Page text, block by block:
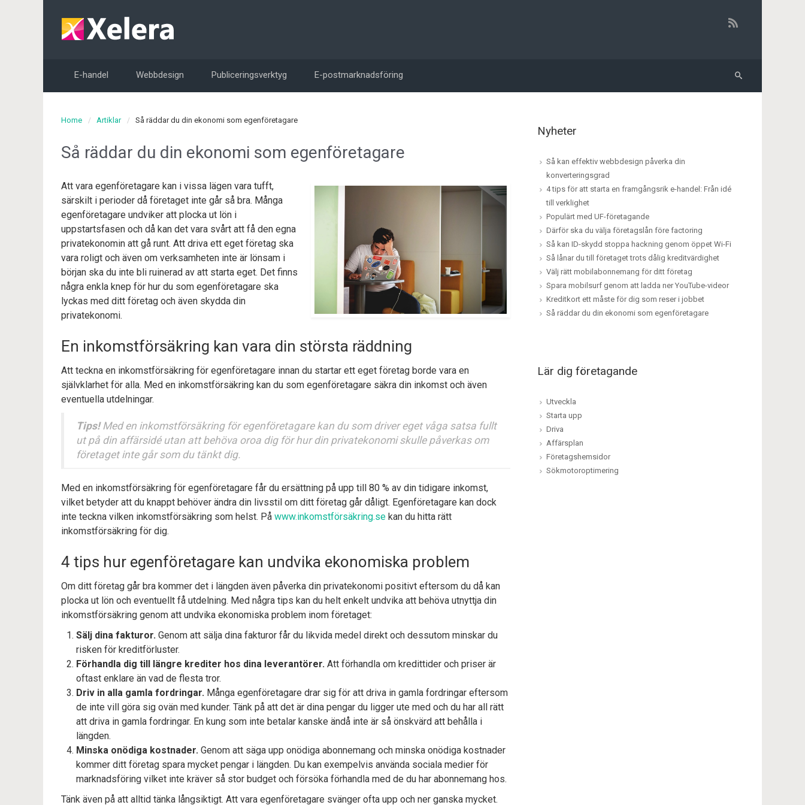
E-handel Webbdesign Publiceringsverktyg E-postmarknadsföring
Home Artiklar Så räddar du din ekonomi som egenföretagare
Så räddar du din ekonomi som egenföretagare
Att vara egenföretagare kan i vissa lägen vara tufft,
särskilt i perioder då företaget inte går så bra. Många
egenföretagare undviker att plocka ut lön i
uppstartsfasen och då kan det vara svårt att få den egna
privatekonomin att gå runt. Att driva ett eget företag ska
vara roligt och även om verksamheten inte är lönsam i
början ska du inte bli ruinerad av att starta eget. Det finns
några enkla knep för hur du som egenföretagare ska
lyckas med ditt företag och även skydda din
privatekonomi.
En inkomstförsäkring kan vara din största räddning
Att teckna en inkomstförsäkring för egenföretagare innan du startar ett eget företag borde vara en
självklarhet för alla. Med en inkomstförsäkring kan du som egenföretagare säkra din inkomst och även
eventuella utdelningar.
Tips!Med en inkomstförsäkring för egenföretagare kan du som driver eget våga satsa fullt
ut på din affärsidé utan att behöva oroa dig för hur din privatekonomi skulle påverkas om
företaget inte går som du tänkt dig.
Med en inkomstförsäkring för egenföretagare får du ersättning på upp till 80 % av din tidigare inkomst,
vilket betyder att du knappt behöver ändra din livsstil om ditt företag går dåligt. Egenföretagare kan dock
inte teckna vilken inkomstförsäkring som helst. På www.inkomstförsäkring.se kan du hitta rätt
inkomstförsäkring för dig.
4 tips hur egenföretagare kan undvika ekonomiska problem
Om ditt företag går bra kommer det i längden även påverka din privatekonomi positivt eftersom du då kan
plocka ut lön och eventuellt få utdelning. Med några tips kan du helt enkelt undvika att behöva utnyttja din
inkomstförsäkring genom att undvika ekonomiska problem inom företaget:
Sälj dina fakturor. Genom att sälja dina fakturor får du likvida medel direkt och dessutom minskar du
risken för kreditförluster.
Förhandla dig till längre krediter hos dina leverantörer. Att förhandla om kredittider och priser är
oftast enklare än vad de flesta tror.
Driv in alla gamla fordringar. Många egenföretagare drar sig för att driva in gamla fordringar eftersom
de inte vill göra sig ovän med kunder. Tänk på att det är dina pengar du ligger ute med och du har all rätt
att driva in gamla fordringar. En kung som inte betalar kanske ändå inte är så önskvärd att behålla i
längden.
Minska onödiga kostnader. Genom att säga upp onödiga abonnemang och minska onödiga kostnader
kommer ditt företag spara mycket pengar i längden. Du kan exempelvis använda sociala medier för
marknadsföring vilket inte kräver så stor budget och försöka förhandla med de du har abonnemang hos.
Tänk även på att alltid tänka långsiktigt. Att vara egenföretagare svänger ofta upp och ner ganska mycket.
Nyheter
Så kan effektiv webbdesign påverka din
konverteringsgrad
4 tips för att starta en framgångsrik e-handel: Från idé
till verklighet
Populärt med UF-företagande
Därför ska du välja företagslån före factoring
Så kan ID-skydd stoppa hackning genom öppet Wi-Fi
Så lånar du till företaget trots dålig kreditvärdighet
Välj rätt mobilabonnemang för ditt företag
Spara mobilsurf genom att ladda ner YouTube-videor
Kreditkort ett måste för dig som reser i jobbet
Så räddar du din ekonomi som egenföretagare
Lär dig företagande
Utveckla
Starta upp
Driva
Affärsplan
Företagshemsidor
Sökmotoroptimering